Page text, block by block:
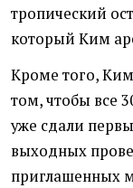
тропический
который Ким
Кроме того,
том, чтобы все
уже сдали
выходных
приглашенных